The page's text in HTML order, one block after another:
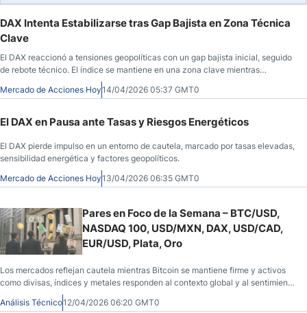
DAX Intenta Estabilizarse tras Gap Bajista en Zona Técnica
Clave
El DAX reaccionó a tensiones geopolíticas con un gap bajista inicial, seguido
de rebote técnico. El índice se mantiene en una zona clave mientras
persisten dudas sobre energía y crecimiento.
Mercado de Acciones Hoy14/04/2026 05:37 GMT0
El DAX en Pausa ante Tasas y Riesgos Energéticos
El DAX pierde impulso en un entorno de cautela, marcado por tasas elevadas,
sensibilidad energética y factores geopolíticos.
Mercado de Acciones Hoy13/04/2026 06:35 GMT0
Pares en Foco de la Semana – BTC/USD,
NASDAQ 100, USD/MXN, DAX, USD/CAD,
EUR/USD, Plata, Oro
Los mercados reflejan cautela mientras Bitcoin se mantiene firme y activos
como divisas, índices y metales responden al contexto global y al sentimiento
Análisis Técnico12/04/2026 06:20 GMT0